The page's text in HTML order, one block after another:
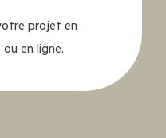
projet en
en ligne.